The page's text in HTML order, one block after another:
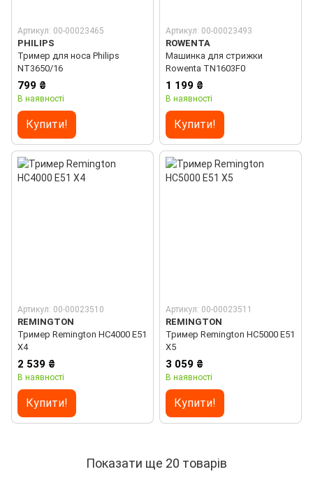
Артикул: 00-00023465
PHILIPS
Тример для носа Philips
NT3650/16
799 ₴
В наявності
Купити!
Артикул: 00-00023493
ROWENTA
Машинка для стрижки
Rowenta TN1603F0
1 199 ₴
В наявності
Купити!
Артикул: 00-00023510
REMINGTON
Тример Remington HC4000 E51
X4
2 539 ₴
В наявності
Купити!
Артикул: 00-00023511
REMINGTON
Тример Remington HC5000 E51
X5
3 059 ₴
В наявності
Купити!
Показати ще 20 товарів